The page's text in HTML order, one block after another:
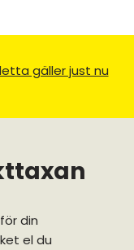
gäller just nu
din
el du